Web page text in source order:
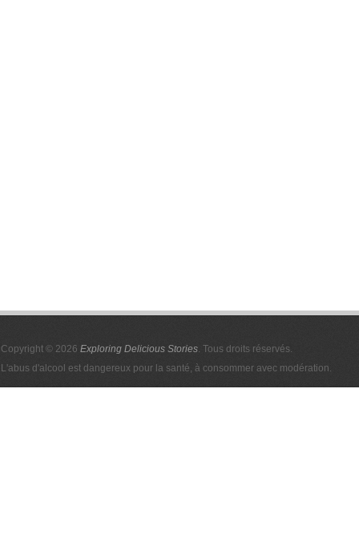
Copyright © 2026 Exploring Delicious Stories. Tous droits réservés.
L'abus d'alcool est dangereux pour la santé, à consommer avec modération.